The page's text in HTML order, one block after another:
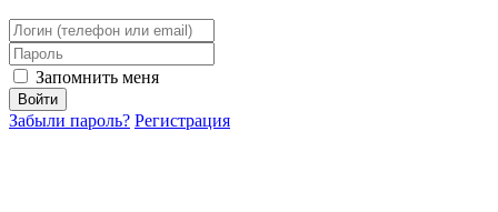
Запомнить меня
Забыли пароль? Регистрация